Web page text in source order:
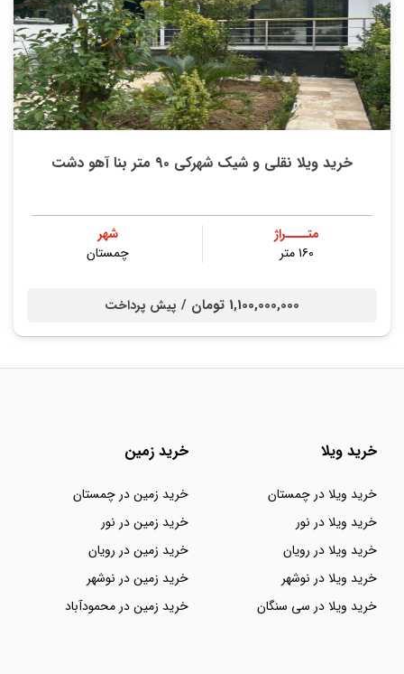
خرید ویلا نقلی و شیک شهرکی ۹۰ متر بنا آهو دشت
متــــراژ
۱۶۰ متر
شهر
چمستان
1,100,000,000 تومان / پیش پرداخت
خرید ویلا
خرید ویلا در چمستان
خرید ویلا در نور
خرید ویلا در رویان
خرید ویلا در نوشهر
خرید ویلا در سی سنگان
خرید زمین
خرید زمین در چمستان
خرید زمین در نور
خرید زمین در رویان
خرید زمین در نوشهر
خرید زمین در محمودآباد